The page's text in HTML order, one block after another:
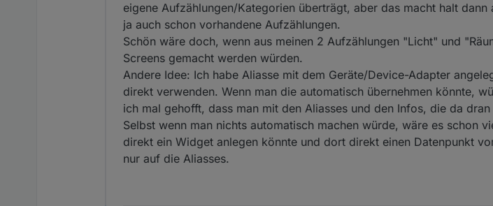
eigene Aufzählungen/Kategorien überträgt, aber das macht halt
ja auch schon vorhandene Aufzählungen.
Schön wäre doch, wenn aus meinen 2 Aufzählungen "Licht" und
Screens gemacht werden würden.
Andere Idee: Ich habe Aliasse mit dem Geräte/Device-Adapter
direkt verwenden. Wenn man die automatisch übernehmen könnte,
ich mal gehofft, dass man mit den Aliasses und den Infos, die da
Selbst wenn man nichts automatisch machen würde, wäre es schon
direkt ein Widget anlegen könnte und dort direkt einen Datenpunkt
nur auf die Aliasses.